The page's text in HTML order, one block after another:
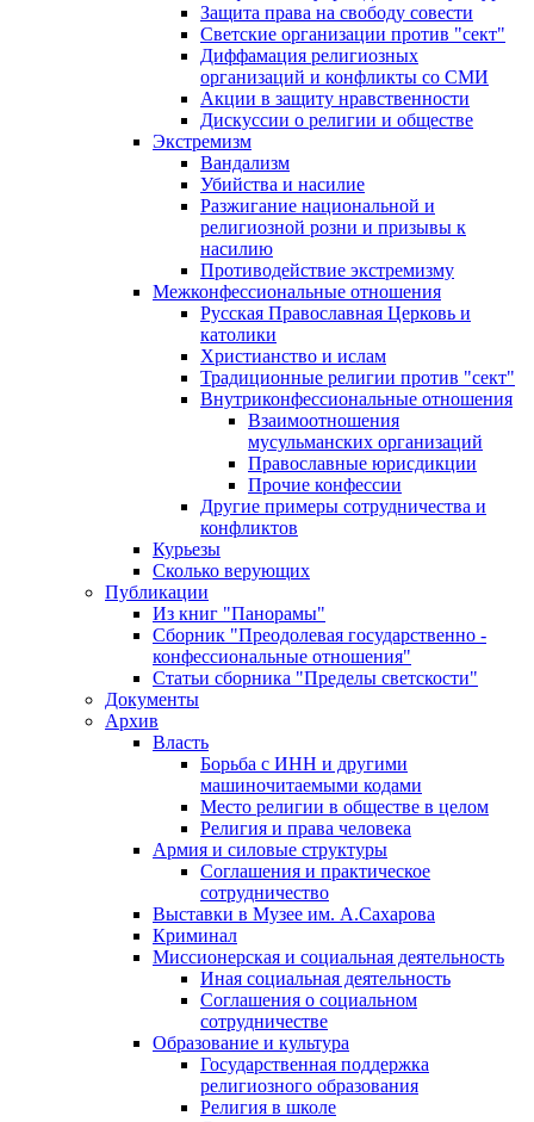
Защита права на свободу совести
Светские организации против "сект"
Диффамация религиозных
организаций и конфликты со СМИ
Акции в защиту нравственности
Дискуссии о религии и обществе
Экстремизм
Вандализм
Убийства и насилие
Разжигание национальной и
религиозной розни и призывы к
насилию
Противодействие экстремизму
Межконфессиональные отношения
Русская Православная Церковь и
католики
Христианство и ислам
Традиционные религии против "сект"
Внутриконфессиональные отношения
Взаимоотношения
мусульманских организаций
Православные юрисдикции
Прочие конфессии
Другие примеры сотрудничества и
конфликтов
Курьезы
Сколько верующих
Публикации
Из книг "Панорамы"
Сборник "Преодолевая государственно -
конфессиональные отношения"
Статьи сборника "Пределы светскости"
Документы
Архив
Власть
Борьба с ИНН и другими
машиночитаемыми кодами
Место религии в обществе в целом
Религия и права человека
Армия и силовые структуры
Соглашения и практическое
сотрудничество
Выставки в Музее им. А.Сахарова
Криминал
Миссионерская и социальная деятельность
Иная социальная деятельность
Соглашения о социальном
сотрудничестве
Образование и культура
Государственная поддержка
религиозного образования
Религия в школе